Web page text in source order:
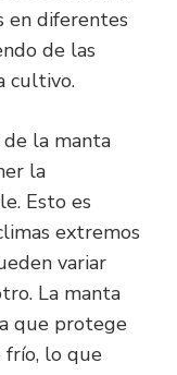
en diferentes
de las
cultivo.
de la manta
la
Esto es
extremos
variar
La manta
que protege
frío, lo que